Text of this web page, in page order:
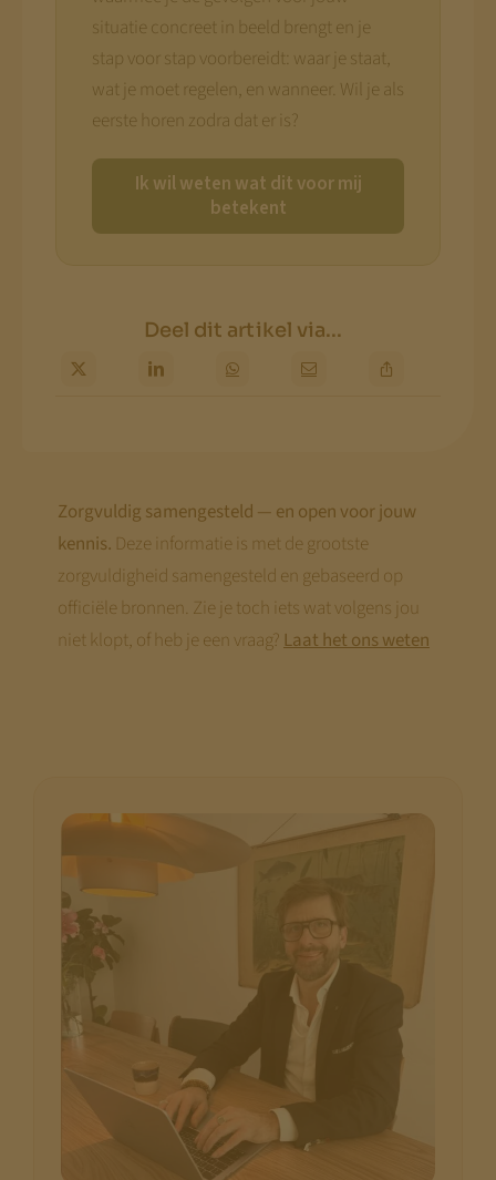
situatie concreet in beeld brengt en je
stap voor stap voorbereidt: waar je staat,
wat je moet regelen, en wanneer. Wil je als
eerste horen zodra dat er is?
Ik wil weten wat dit voor mij
betekent
Deel dit artikel via...
Zorgvuldig samengesteld — en open voor jouw
kennis. Deze informatie is met de grootste
zorgvuldigheid samengesteld en gebaseerd op
officiële bronnen. Zie je toch iets wat volgens jou
niet klopt, of heb je een vraag?Laat het ons weten